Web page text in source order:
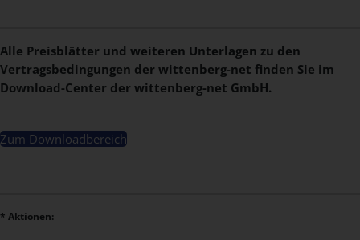
Alle Preisblätter und weiteren Unterlagen zu den
Vertragsbedingungen der wittenberg-net finden Sie im
Download-Center der wittenberg-net GmbH.
Zum Downloadbereich
* Aktionen: